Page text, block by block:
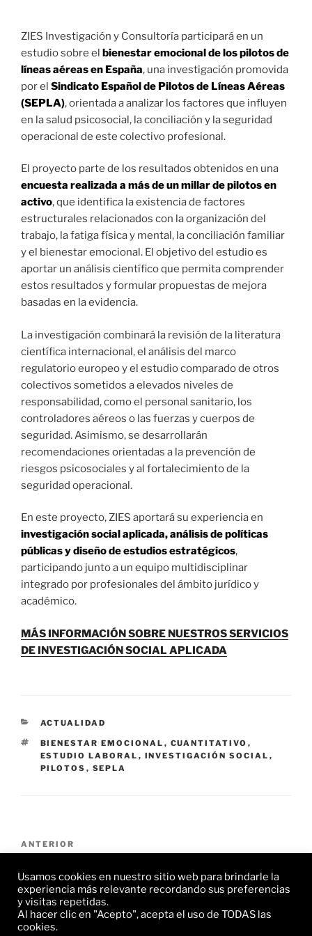
ZIES Investigación y Consultoría participará en un
estudio sobre el bienestar emocional de los pilotos de
líneas aéreas en España, una investigación promovida
por el Sindicato Español de Pilotos de Líneas Aéreas
(SEPLA), orientada a analizar los factores que influyen
en la salud psicosocial, la conciliación y la seguridad
operacional de este colectivo profesional.
El proyecto parte de los resultados obtenidos en una
encuesta realizada a más de un millar de pilotos en
activo, que identifica la existencia de factores
estructurales relacionados con la organización del
trabajo, la fatiga física y mental, la conciliación familiar
y el bienestar emocional. El objetivo del estudio es
aportar un análisis científico que permita comprender
estos resultados y formular propuestas de mejora
basadas en la evidencia.
La investigación combinará la revisión de la literatura
científica internacional, el análisis del marco
regulatorio europeo y el estudio comparado de otros
colectivos sometidos a elevados niveles de
responsabilidad, como el personal sanitario, los
controladores aéreos o las fuerzas y cuerpos de
seguridad. Asimismo, se desarrollarán
recomendaciones orientadas a la prevención de
riesgos psicosociales y al fortalecimiento de la
seguridad operacional.
En este proyecto, ZIES aportará su experiencia en
investigación social aplicada, análisis de políticas
públicas y diseño de estudios estratégicos,
participando junto a un equipo multidisciplinar
integrado por profesionales del ámbito jurídico y
académico.
MÁS INFORMACIÓN SOBRE NUESTROS SERVICIOS
DE INVESTIGACIÓN SOCIAL APLICADA
CATEGORÍAS
ACTUALIDAD
ETIQUETAS
BIENESTAR EMOCIONAL , CUANTITATIVO ,
ESTUDIO LABORAL , INVESTIGACIÓN SOCIAL ,
PILOTOS , SEPLA
Navegación
de
entradas
Entrada
ANTERIOR
Universidad Complutense de Madrid
Siguiente
entrada
SIGUIENTE
Usamos cookies en nuestro sitio web para brindarle la
experiencia más relevante recordando sus preferencias
y visitas repetidas.
Al hacer clic en "Acepto", acepta el uso de TODAS las
cookies.